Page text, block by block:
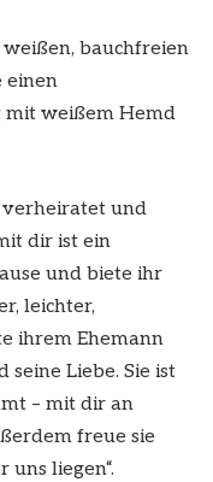
bauchfreien
einen
mit weißem Hemd
verheiratet und
dir ist ein
und biete ihr
leichter,
ihrem Ehemann
seine Liebe. Sie ist
– mit dir an
freue sie
uns liegen“.